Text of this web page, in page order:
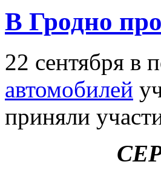
В Гродно
22 сентября в
автомобилей
приняли